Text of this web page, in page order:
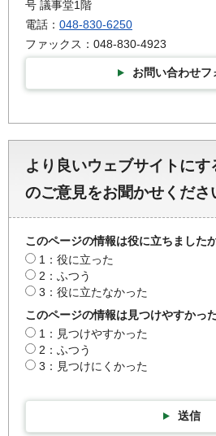
号 議事堂1階
電話： 048-830-6250
ファックス：048-830-4923
お問い合わせフ
より良いウェブサイトにす
のご意見をお聞かせくださ
このページの情報は役に立ちました
1：役に立った
2：ふつう
3：役に立たなかった
このページの情報は見つけやすかっ
1：見つけやすかった
2：ふつう
3：見つけにくかった
送信